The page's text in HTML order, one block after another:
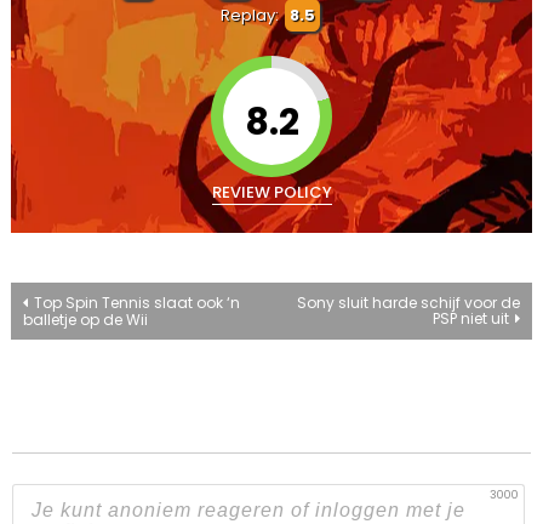
Replay: 8.5
8.2
REVIEW POLICY
Bericht
Top Spin Tennis slaat ook ‘n
balletje op de Wii
Sony sluit harde schijf voor de
PSP niet uit
3000